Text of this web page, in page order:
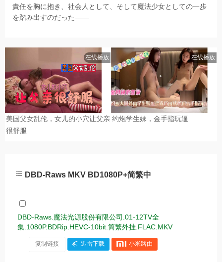
責任を胸に抱き、社会人として、そして魔法少女としての一歩
を踏み出すのだった――
DBD-Raws MKV BD1080P+简繁中
DBD-Raws.魔法光源股份有限公司.01-12TV全
集.1080P.BDRip.HEVC-10bit.简繁外挂.FLAC.MKV
复制链接 迅雷下载 小米路由